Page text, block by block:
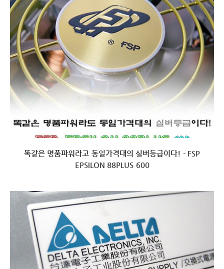
똑같은 명품파워라고 동일가격대의 실버등급이다! - FSP
EPSILON 88PLUS 600